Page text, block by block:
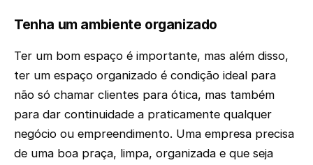
Tenha um ambiente organizado
Ter um bom espaço é importante, mas além disso,
ter um espaço organizado é condição ideal para
não só chamar clientes para ótica, mas também
para dar continuidade a praticamente qualquer
negócio ou empreendimento. Uma empresa precisa
de uma boa praça, limpa, organizada e que seja